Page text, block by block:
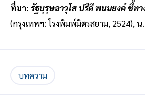
ที่มา: รัฐบุรุษอาวุโส ปรีดี พนมยงค์ ชี้ทา
(กรุงเทพฯ: โรงพิมพ์มิตรสยาม, 2524), น
บทความ